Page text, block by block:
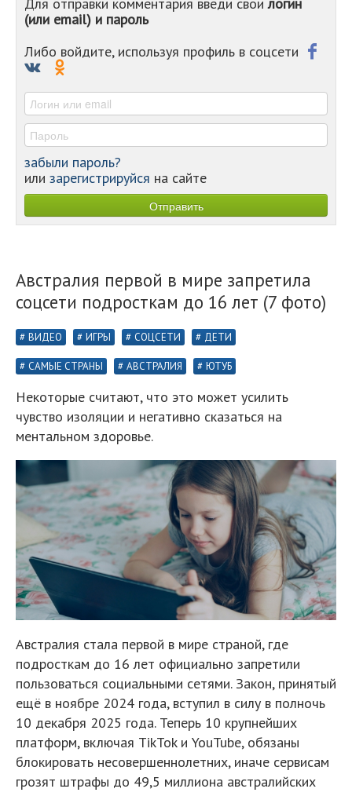
-
(или email) и пароль
Либо войдите, используя профиль в соцсети
забыли пароль?
или зарегистрируйся на сайте
Австралия первой в мире запретила
соцсети подросткам до 16 лет (7 фото)
ВИДЕО ИГРЫ СОЦСЕТИ ДЕТИ
САМЫЕ СТРАНЫ АВСТРАЛИЯ ЮТУБ
Некоторые считают, что это может усилить
чувство изоляции и негативно сказаться на
ментальном здоровье.
Австралия стала первой в мире страной, где
подросткам до 16 лет официально запретили
пользоваться социальными сетями. Закон, принятый
ещё в ноябре 2024 года, вступил в силу в полночь
10 декабря 2025 года. Теперь 10 крупнейших
платформ, включая TikTok и YouTube, обязаны
блокировать несовершеннолетних, иначе сервисам
грозят штрафы до 49,5 миллиона австралийских